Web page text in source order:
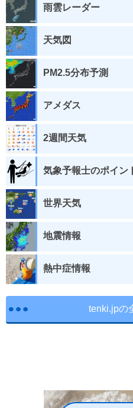
雨雲レーダー
天気図
PM2.5分布予測
アメダス
2週間天気
気象予報士のポイン
世界天気
地震情報
熱中症情報
tenki.jpの